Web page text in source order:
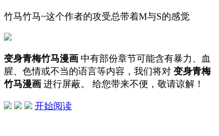
竹马竹马~这个作者的攻受总带着M与S的感觉
变身青梅竹马漫画 中有部份章节可能含有暴力、血
腥、色情或不当的语言等内容，我们将对 变身青梅
竹马漫画 进行屏蔽。 给您带来不便，敬请谅解！
开始阅读